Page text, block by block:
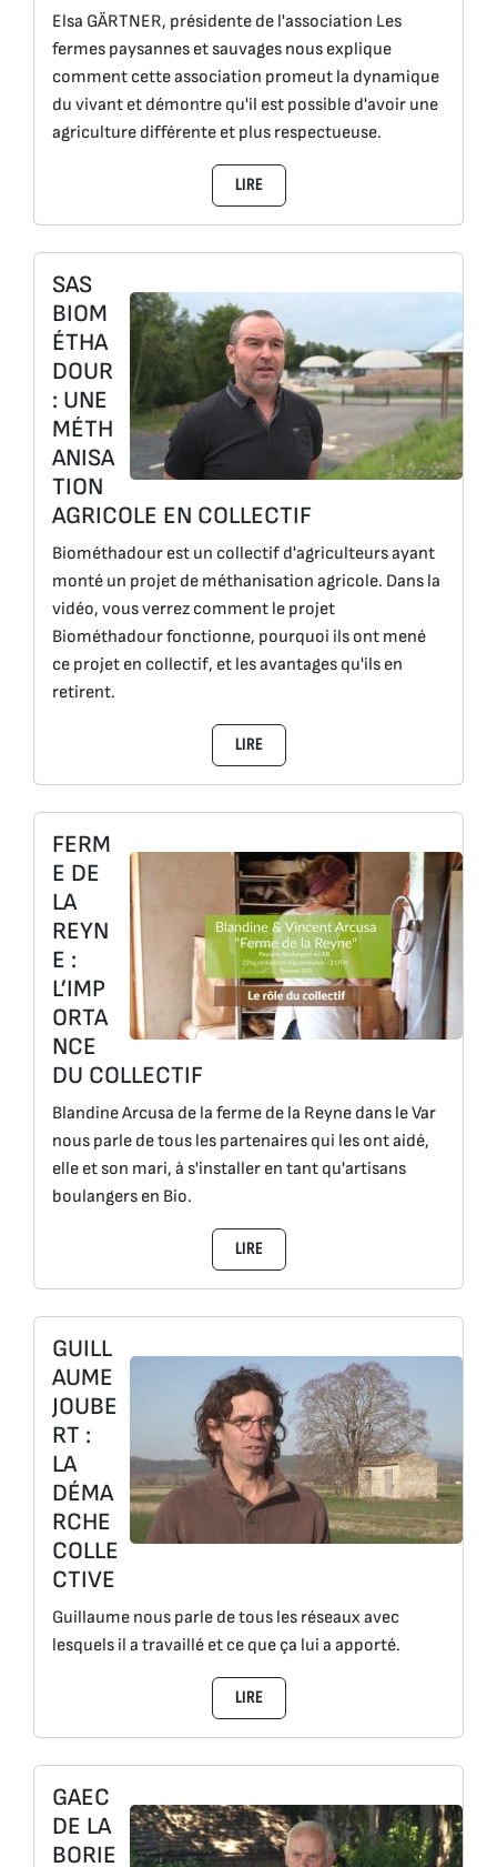
Elsa GÄRTNER, présidente de l'association Les
fermes paysannes et sauvages nous explique
comment cette association promeut la dynamique
du vivant et démontre qu'il est possible d'avoir une
agriculture différente et plus respectueuse.
LIRE
SAS
BIOM
ÉTHA
DOUR
: UNE
MÉTH
ANISA
TION
AGRICOLE EN COLLECTIF
Biométhadour est un collectif d'agriculteurs ayant
monté un projet de méthanisation agricole. Dans la
vidéo, vous verrez comment le projet
Biométhadour fonctionne, pourquoi ils ont mené
ce projet en collectif, et les avantages qu'ils en
retirent.
LIRE
FERM
E DE
LA
REYN
E :
L’IMP
ORTA
NCE
DU COLLECTIF
Blandine Arcusa de la ferme de la Reyne dans le Var
nous parle de tous les partenaires qui les ont aidé,
elle et son mari, à s'installer en tant qu'artisans
boulangers en Bio.
LIRE
GUILL
AUME
JOUBE
RT :
LA
DÉMA
RCHE
COLLE
CTIVE
Guillaume nous parle de tous les réseaux avec
lesquels il a travaillé et ce que ça lui a apporté.
LIRE
GAEC
DE LA
BORIE